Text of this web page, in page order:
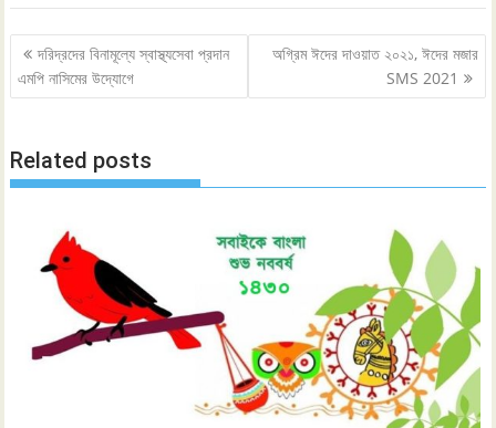
Post
navigation
দরিদ্রদের বিনামূল্যে স্বাস্থ্যসেবা প্রদান
এমপি নাসিমের উদ্যোগে
অগ্রিম ঈদের দাওয়াত ২০২১, ঈদের মজার
SMS 2021
Related posts